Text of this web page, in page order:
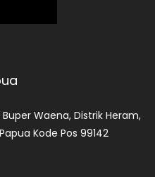
Waena, Distrik Heram,
Kode Pos 99142